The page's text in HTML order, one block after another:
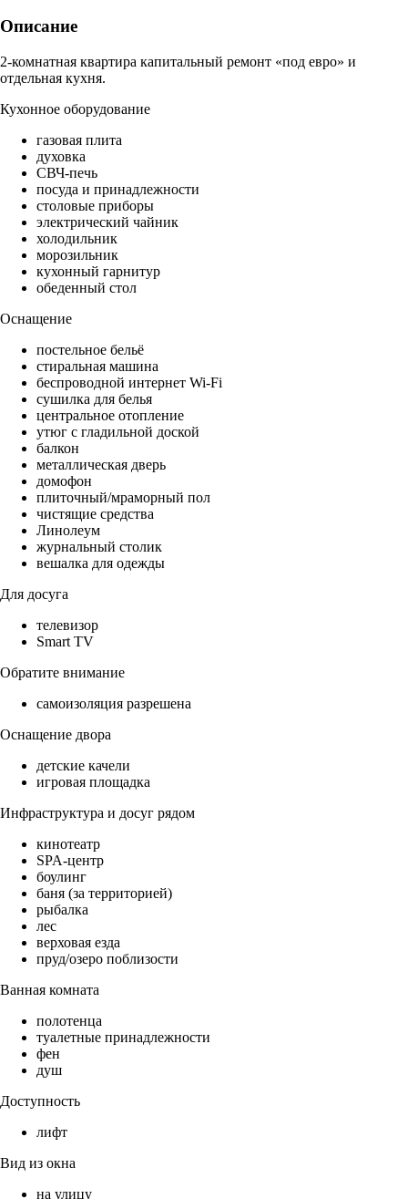
Описание
2-комнатная квартира капитальный ремонт «под евро» и
отдельная кухня.
Кухонное оборудование
газовая плита
духовка
СВЧ-печь
посуда и принадлежности
столовые приборы
электрический чайник
холодильник
морозильник
кухонный гарнитур
обеденный стол
Оснащение
постельное бельё
стиральная машина
беспроводной интернет Wi-Fi
сушилка для белья
центральное отопление
утюг с гладильной доской
балкон
металлическая дверь
домофон
плиточный/мраморный пол
чистящие средства
Линолеум
журнальный столик
вешалка для одежды
Для досуга
телевизор
Smart TV
Обратите внимание
самоизоляция разрешена
Оснащение двора
детские качели
игровая площадка
Инфраструктура и досуг рядом
кинотеатр
SPA-центр
боулинг
баня (за территорией)
рыбалка
лес
верховая езда
пруд/озеро поблизости
Ванная комната
полотенца
туалетные принадлежности
фен
душ
Доступность
лифт
Вид из окна
на улицу